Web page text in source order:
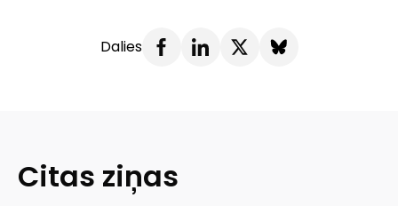
Dalies
Citas ziņas